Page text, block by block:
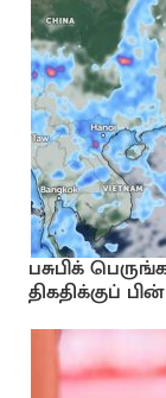
பசுபிக்
திகதிக்குப்